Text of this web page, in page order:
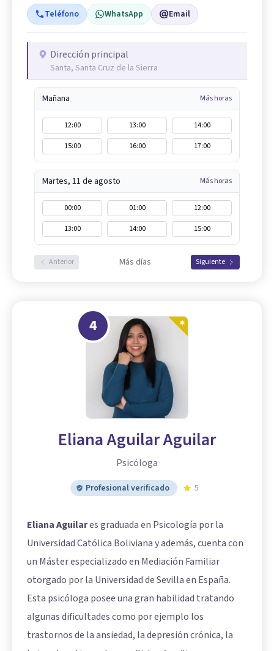
Teléfono WhatsApp Email
Dirección principal
Santa, Santa Cruz de la Sierra
Mañana Más horas
12:00 13:00
14:00
15:00
16:00 17:00
Martes, 11 de agosto Más horas
00:00 01:00
12:00
13:00
14:00 15:00
Anterior Más días Siguiente
4
Eliana Aguilar Aguilar
Psicóloga
Profesional verificado 5
Eliana Aguilares graduada en Psicología por la
Universidad Católica Boliviana y además, cuenta con
un Máster especializado en Mediación Familiar
otorgado por la Universidad de Sevilla en España.
Esta psicóloga posee una gran habilidad tratando
algunas dificultades como por ejemplo los
trastornos de la ansiedad, la depresión crónica, la